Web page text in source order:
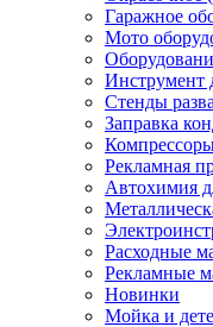
Гаражное
Мото
Инструмент
Стенды
Заправка
Рекламная
Автохимия
Расходные
Рекламные
Новинки
Мойка и